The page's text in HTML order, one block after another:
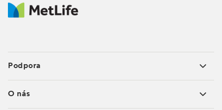
Podpora
O nás